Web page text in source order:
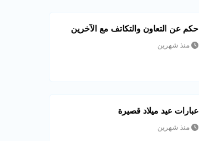
حكم عن التعاون والتكاتف مع الآخرين
منذ شهرين
عبارات عيد ميلاد قصيرة
منذ شهرين